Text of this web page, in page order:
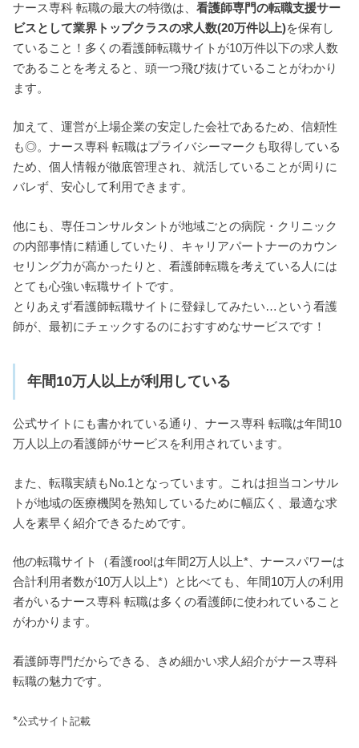
ナース専科 転職の最大の特徴は、看護師専門の転職支援サー
ビスとして業界トップクラスの求人数(20万件以上)を保有し
ていること！多くの看護師転職サイトが10万件以下の求人数
であることを考えると、頭一つ飛び抜けていることがわかり
ます。
加えて、運営が上場企業の安定した会社であるため、信頼性
も◎。ナース専科 転職はプライバシーマークも取得している
ため、個人情報が徹底管理され、就活していることが周りに
バレず、安心して利用できます。
他にも、専任コンサルタントが地域ごとの病院・クリニック
の内部事情に精通していたり、キャリアパートナーのカウン
セリング力が高かったりと、看護師転職を考えている人には
とても心強い転職サイトです。
とりあえず看護師転職サイトに登録してみたい…という看護
師が、最初にチェックするのにおすすめなサービスです！
年間10万人以上が利用している
公式サイトにも書かれている通り、ナース専科 転職は年間10
万人以上の看護師がサービスを利用されています。
また、転職実績もNo.1となっています。これは担当コンサル
トが地域の医療機関を熟知しているために幅広く、最適な求
人を素早く紹介できるためです。
他の転職サイト（看護roo!は年間2万人以上*、ナースパワーは
合計利用者数が10万人以上*）と比べても、年間10万人の利用
者がいるナース専科 転職は多くの看護師に使われていること
がわかります。
看護師専門だからできる、きめ細かい求人紹介がナース専科
転職の魅力です。
*公式サイト記載